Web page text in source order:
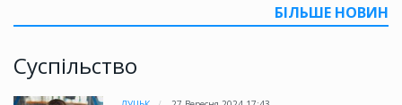
БІЛЬШЕ НОВИН
Суспільство